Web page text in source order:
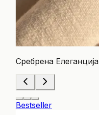
Сребрена Елеганција
Bestseller